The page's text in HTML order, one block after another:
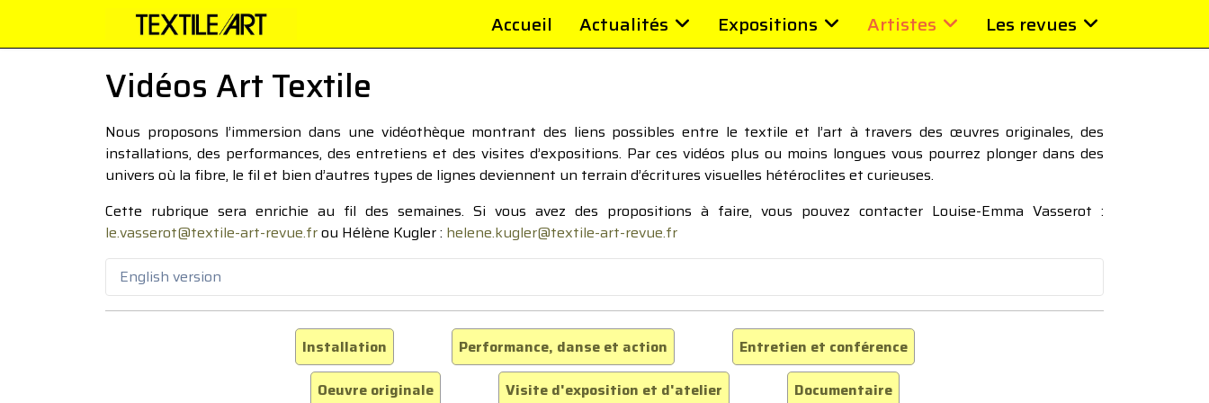
Accueil Actualités Expositions Artistes Les revues
Vidéos Art Textile
Nous proposons l’immersion dans une vidéothèque montrant des liens possibles entre le textile et l’art à travers des œuvres originales, des
installations, des performances, des entretiens et des visites d’expositions. Par ces vidéos plus ou moins longues vous pourrez plonger dans des
univers où la fibre, le fil et bien d’autres types de lignes deviennent un terrain d’écritures visuelles hétéroclites et curieuses.
Cette rubrique sera enrichie au fil des semaines. Si vous avez des propositions à faire, vous pouvez contacter Louise-Emma Vasserot :
le.vasserot@textile-art-revue.frou Hélène Kugler : helene.kugler@textile-art-revue.fr
English version
Installation Performance, danse et action
Entretien et conférence
Oeuvre originale
Visite d'exposition et d'atelier Documentaire